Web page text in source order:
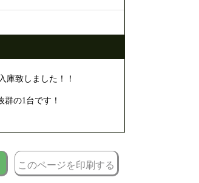
庫致しました！！
の1台です！
このページを印刷する